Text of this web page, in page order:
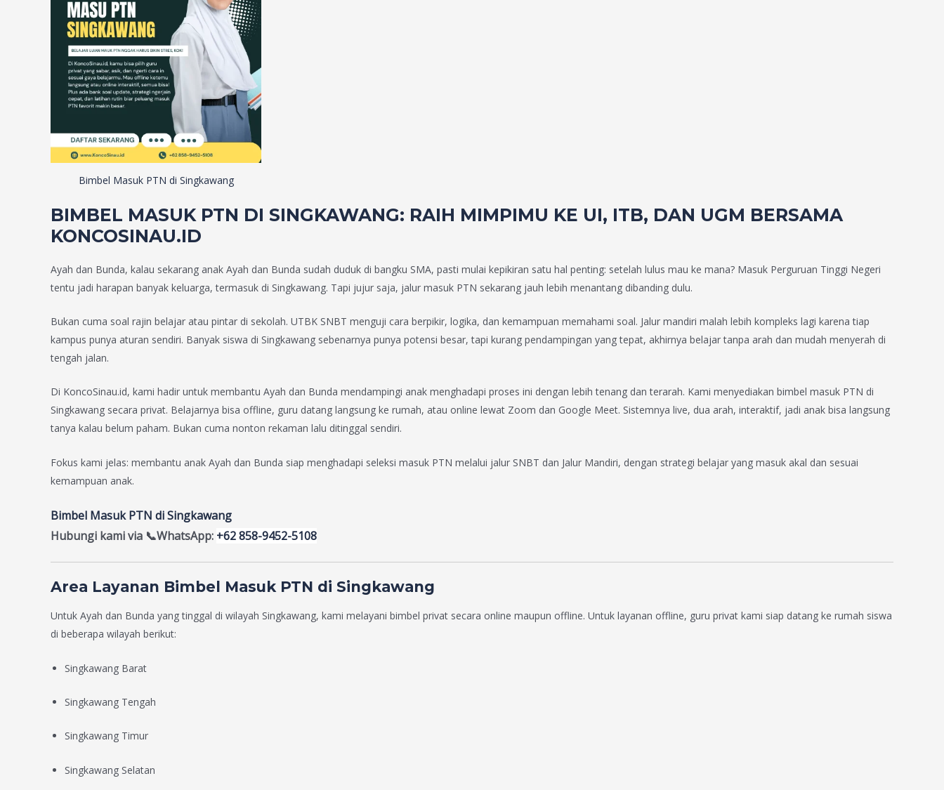
Bimbel Masuk PTN di Singkawang
BIMBEL MASUK PTN DI SINGKAWANG: RAIH MIMPIMU KE UI, ITB, DAN UGM BERSAMA
KONCOSINAU.ID
Ayah dan Bunda, kalau sekarang anak Ayah dan Bunda sudah duduk di bangku SMA, pasti mulai kepikiran satu hal penting: setelah lulus mau ke mana? Masuk Perguruan Tinggi Negeri
tentu jadi harapan banyak keluarga, termasuk di Singkawang. Tapi jujur saja, jalur masuk PTN sekarang jauh lebih menantang dibanding dulu.
Bukan cuma soal rajin belajar atau pintar di sekolah. UTBK SNBT menguji cara berpikir, logika, dan kemampuan memahami soal. Jalur mandiri malah lebih kompleks lagi karena tiap
kampus punya aturan sendiri. Banyak siswa di Singkawang sebenarnya punya potensi besar, tapi kurang pendampingan yang tepat, akhirnya belajar tanpa arah dan mudah menyerah di
tengah jalan.
Di KoncoSinau.id, kami hadir untuk membantu Ayah dan Bunda mendampingi anak menghadapi proses ini dengan lebih tenang dan terarah. Kami menyediakan bimbel masuk PTN di
Singkawang secara privat. Belajarnya bisa offline, guru datang langsung ke rumah, atau online lewat Zoom dan Google Meet. Sistemnya live, dua arah, interaktif, jadi anak bisa langsung
tanya kalau belum paham. Bukan cuma nonton rekaman lalu ditinggal sendiri.
Fokus kami jelas: membantu anak Ayah dan Bunda siap menghadapi seleksi masuk PTN melalui jalur SNBT dan Jalur Mandiri, dengan strategi belajar yang masuk akal dan sesuai
kemampuan anak.
Bimbel Masuk PTN di Singkawang
Hubungi kami via 📞WhatsApp: +62 858-9452-5108
Area Layanan Bimbel Masuk PTN di Singkawang
Untuk Ayah dan Bunda yang tinggal di wilayah Singkawang, kami melayani bimbel privat secara online maupun offline. Untuk layanan offline, guru privat kami siap datang ke rumah siswa
di beberapa wilayah berikut:
Singkawang Barat
Singkawang Tengah
Singkawang Timur
Singkawang Selatan